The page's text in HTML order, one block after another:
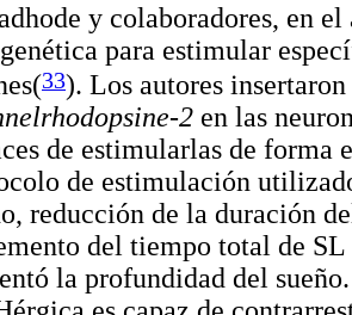
y colaboradores, en
para estimular
33). Los autores
2 en las
de estimularlas de
de estimulación
reducción de la duración
del tiempo total de
la profundidad del